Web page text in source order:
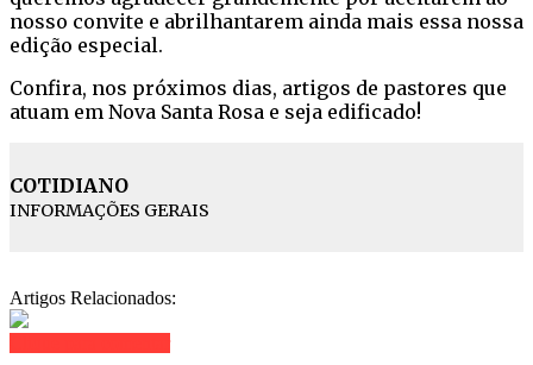
nosso convite e abrilhantarem ainda mais essa nossa
edição especial.
Confira, nos próximos dias, artigos de pastores que
atuam em Nova Santa Rosa e seja edificado!
COTIDIANO
INFORMAÇÕES GERAIS
Artigos Relacionados: